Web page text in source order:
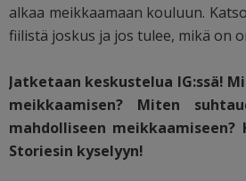
alkaa meikkaamaan kouluun.
fiilistä joskus ja jos tulee, mikä on
Jatketaan keskustelua IG:ssä!
meikkaamisen? Miten
mahdolliseen meikkaamiseen?
Storiesin kyselyyn!